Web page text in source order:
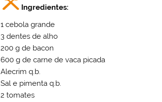
Ingredientes:
1 cebola grande
3 dentes de alho
200 g de bacon
600 g de carne de vaca picada
Alecrim q.b.
Sal e pimenta q.b.
2 tomates